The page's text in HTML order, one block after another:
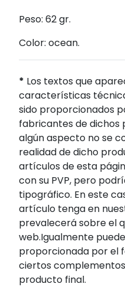
Peso: 62 gr.
Color: ocean.
* Los textos que
características
sido proporcionados
fabricantes de dichos
algún aspecto no se
realidad de dicho
artículos de esta
con su PVP, pero
tipográfico. En este
artículo tenga en
prevalecerá sobre el
web.Igualmente
proporcionada por el
ciertos
producto final.